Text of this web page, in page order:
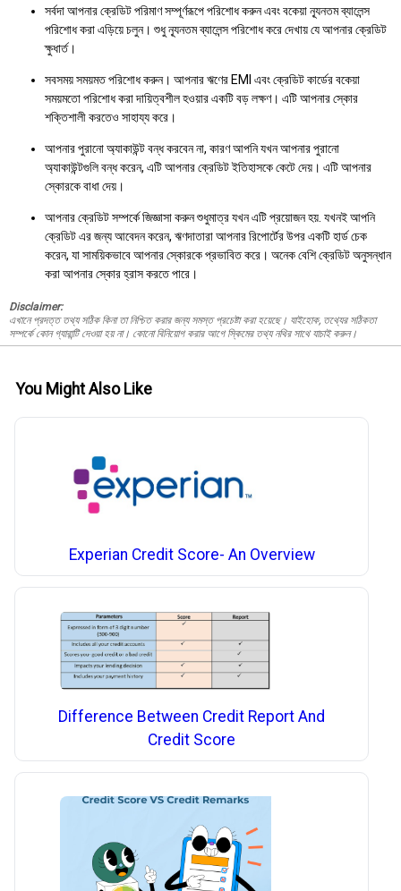
সর্বদা আপনার ক্রেডিট পরিমাণ সম্পূর্ণরূপে পরিশোধ করুন এবং বকেয়া ন্যূনতম ব্যালেন্স
পরিশোধ করা এড়িয়ে চলুন। শুধু ন্যূনতম ব্যালেন্স পরিশোধ করে দেখায় যে আপনার ক্রেডিট
ক্ষুধার্ত।
সবসময় সময়মত পরিশোধ করুন। আপনার ঋণের EMI এবং ক্রেডিট কার্ডের বকেয়া
সময়মতো পরিশোধ করা দায়িত্বশীল হওয়ার একটি বড় লক্ষণ। এটি আপনার স্কোর
শক্তিশালী করতেও সাহায্য করে।
আপনার পুরানো অ্যাকাউন্ট বন্ধ করবেন না, কারণ আপনি যখন আপনার পুরানো
অ্যাকাউন্টগুলি বন্ধ করেন, এটি আপনার ক্রেডিট ইতিহাসকে কেটে দেয়। এটি আপনার
স্কোরকে বাধা দেয়।
আপনার ক্রেডিট সম্পর্কে জিজ্ঞাসা করুন শুধুমাত্র যখন এটি প্রয়োজন হয়. যখনই আপনি
ক্রেডিট এর জন্য আবেদন করেন, ঋণদাতারা আপনার রিপোর্টের উপর একটি হার্ড চেক
করেন, যা সাময়িকভাবে আপনার স্কোরকে প্রভাবিত করে। অনেক বেশি ক্রেডিট অনুসন্ধান
করা আপনার স্কোর হ্রাস করতে পারে।
Disclaimer:
এখানে প্রদত্ত তথ্য সঠিক কিনা তা নিশ্চিত করার জন্য সমস্ত প্রচেষ্টা করা হয়েছে। যাইহোক, তথ্যের সঠিকতা
সম্পর্কে কোন গ্যারান্টি দেওয়া হয় না। কোনো বিনিয়োগ করার আগে স্কিমের তথ্য নথির সাথে যাচাই করুন।
You Might Also Like
Experian Credit Score- An Overview
Difference Between Credit Report And
Credit Score